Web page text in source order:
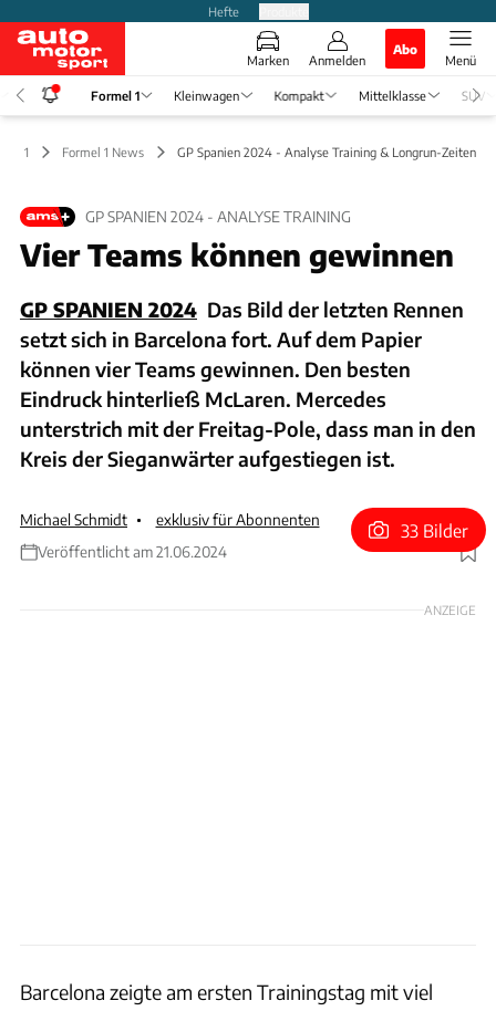
Hefte
Marken Anmelden
Abo
Menü
Formel 1 Kleinwagen Kompakt Mittelklasse SUV
1 Formel 1 News GP Spanien 2024 - Analyse Training & Longrun-Zeiten
GP SPANIEN 2024 - ANALYSE TRAINING
Vier Teams können gewinnen
GP SPANIEN 2024 Das Bild der letzten Rennen
setzt sich in Barcelona fort. Auf dem Papier
können vier Teams gewinnen. Den besten
Eindruck hinterließ McLaren. Mercedes
unterstrich mit der Freitag-Pole, dass man in den
Kreis der Sieganwärter aufgestiegen ist.
Michael Schmidt
exklusiv für Abonnenten
Veröffentlicht am 21.06.2024
Foto: Red Bull
33 Bilder
ANZEIGE
Barcelona zeigte am ersten Trainingstag mit viel